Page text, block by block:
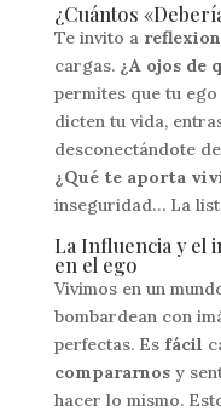
¿Cuántos
Te invito a
cargas. ¿A ojos de
permites que tu
dicten tu vida,
desconectándote
¿Qué te aporta
inseguridad… La
La Influencia y el
en el ego
Vivimos en un
bombardean con
perfectas. Es fácil
compararnosy
hacer lo mismo.